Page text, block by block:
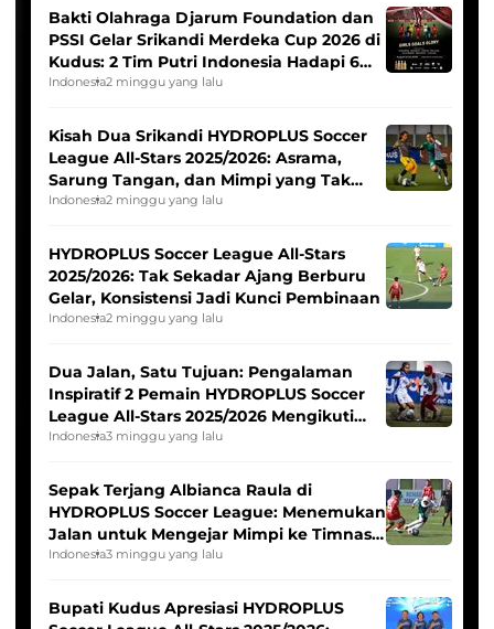
Bakti Olahraga Djarum Foundation dan
PSSI Gelar Srikandi Merdeka Cup 2026 di
Kudus: 2 Tim Putri Indonesia Hadapi 6
Tim Asia
Indonesia2 minggu yang lalu
Kisah Dua Srikandi HYDROPLUS Soccer
League All-Stars 2025/2026: Asrama,
Sarung Tangan, dan Mimpi yang Tak
Pernah Padam
Indonesia2 minggu yang lalu
HYDROPLUS Soccer League All-Stars
2025/2026: Tak Sekadar Ajang Berburu
Gelar, Konsistensi Jadi Kunci Pembinaan
Indonesia2 minggu yang lalu
Dua Jalan, Satu Tujuan: Pengalaman
Inspiratif 2 Pemain HYDROPLUS Soccer
League All-Stars 2025/2026 Mengikuti
Seleksi Timnas Indonesia Putri
Indonesia3 minggu yang lalu
Sepak Terjang Albianca Raula di
HYDROPLUS Soccer League: Menemukan
Jalan untuk Mengejar Mimpi ke Timnas
Indonesia Putri
Indonesia3 minggu yang lalu
Bupati Kudus Apresiasi HYDROPLUS